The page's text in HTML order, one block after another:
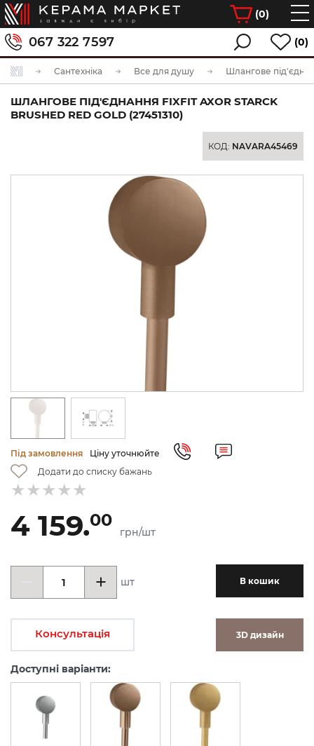
(0)
067 322 7597 (0)
Сантехніка Все для душу Шлангове
ШЛАНГОВЕ ПІД'ЄДНАННЯ FIXFIT AXOR STARCK
BRUSHED RED GOLD (27451310)
КОД: NAVARA45469
Під замовлення
Ціну уточнюйте
Додати до списку бажань
4 159.00
грн/шт
шт В кошик
Консультація 3D дизайн
Доступні варіанти: